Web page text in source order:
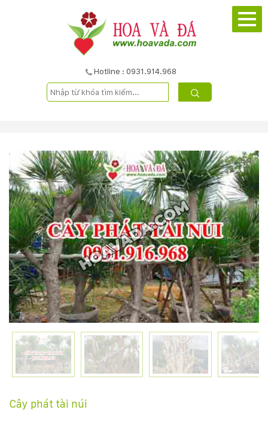
Hotline : 0931.914.968
SẢN
PHẨM
DỊCH
VỤ
KỸ
THUẬT
TRỒNG
CÂY
Cây phát tài núi